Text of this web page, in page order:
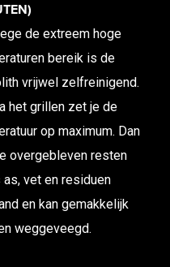
de extreem hoge
bereik is de
vrijwel zelfreinigend.
het grillen zet je de
op maximum. Dan
overgebleven resten
as, vet en residuen
en kan gemakkelijk
weggeveegd.